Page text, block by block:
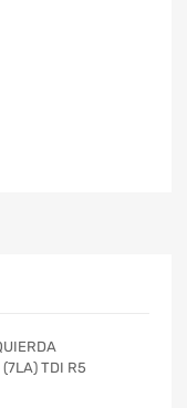
(7LA) TDI R5